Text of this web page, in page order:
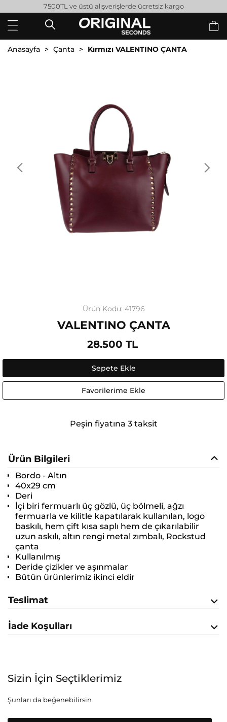
7500TL ve üstü alışverişlerde ücretsiz kargo
Anasayfa Çanta Kırmızı VALENTINO ÇANTA
Ürün Kodu: 41796
VALENTINO ÇANTA
28.500 TL
Sepete Ekle
Favorilerime Ekle
Peşin fiyatına 3 taksit
Ürün Bilgileri
Bordo - Altın
40x29 cm
Deri
İçi biri fermuarlı üç gözlü, üç bölmeli, ağzı
fermuarla ve kilitle kapatılarak kullanılan, logo
baskılı, hem çift kısa saplı hem de çıkarılabilir
uzun askılı, altın rengi metal zımbalı, Rockstud
çanta
Kullanılmış
Deride çizikler ve aşınmalar
Bütün ürünlerimiz ikinci eldir
Teslimat
İade Koşulları
Sizin İçin Seçtiklerimiz
Şunları da beğenebilirsin